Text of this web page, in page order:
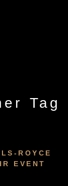
Tag
ROYCE
EVENT